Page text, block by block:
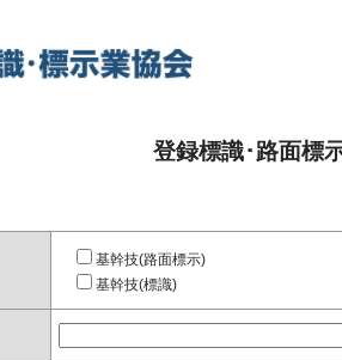
登録標識･路面標
基幹技(路面標示)
基幹技(標識)